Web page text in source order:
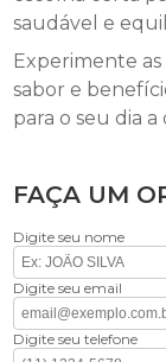
saudável e
Experimente
sabor e
para o seu dia a
FAÇA UM
Digite seu nome
Digite seu email
Digite seu telefone